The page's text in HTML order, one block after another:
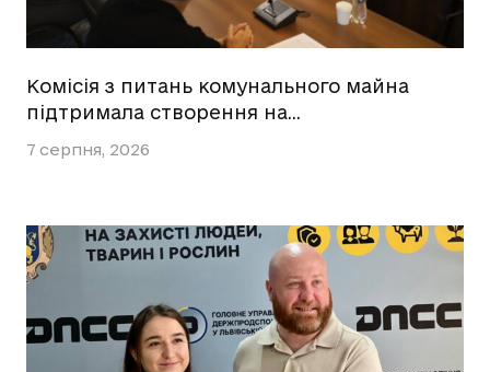
Комісія з питань комунального майна
підтримала створення на…
7 серпня, 2026